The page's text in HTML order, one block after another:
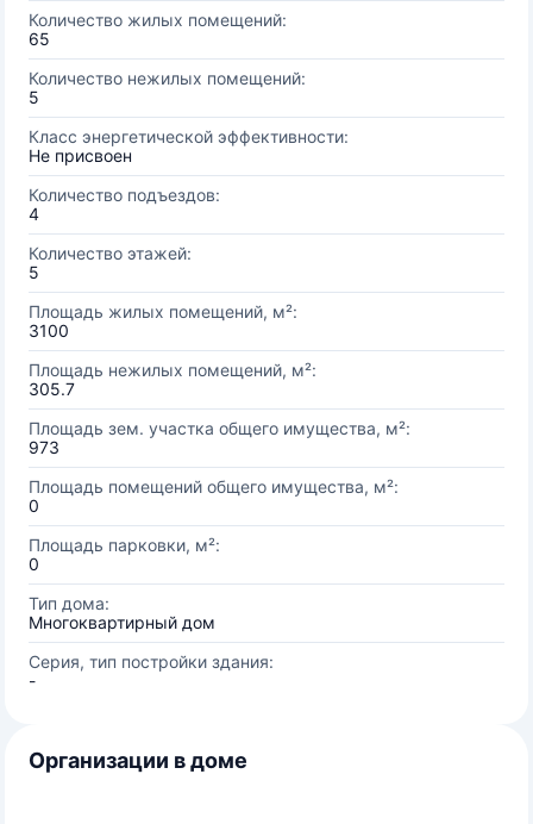
Количество жилых помещений:
65
Количество нежилых помещений:
5
Класс энергетической эффективности:
Не присвоен
Количество подъездов:
4
Количество этажей:
5
Площадь жилых помещений, м²:
3100
Площадь нежилых помещений, м²:
305.7
Площадь зем. участка общего имущества, м²:
973
Площадь помещений общего имущества, м²:
0
Площадь парковки, м²:
0
Тип дома:
Многоквартирный дом
Серия, тип постройки здания:
-
Организации в доме